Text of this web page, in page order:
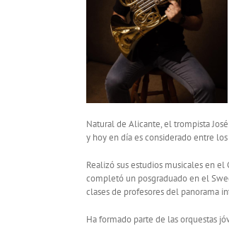
Natural de Alicante, el trompista
y hoy en día es considerado entre
Realizó sus estudios musicales en
completó un posgraduado en el
clases de profesores del panorama
Ha formado parte de las orquestas